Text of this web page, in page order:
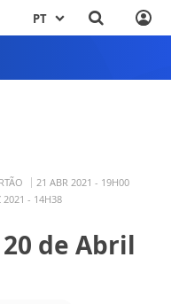
PT
21 ABR 2021 - 19H00
2021 - 14H38
de Abril